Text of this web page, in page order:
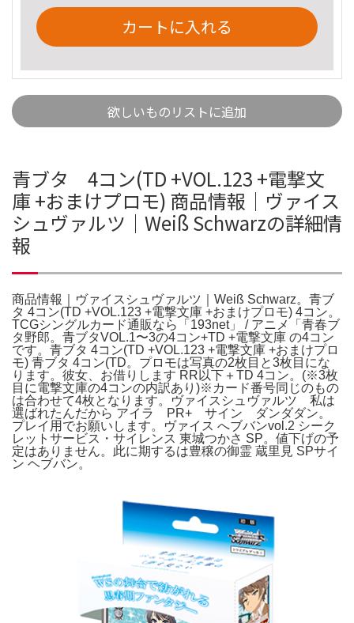
カートに入れる
欲しいものリストに追加
青ブタ 4コン(TD +VOL.123 +電撃文
庫 +おまけプロモ) 商品情報｜ヴァイス
シュヴァルツ｜Weiß Schwarzの詳細情
報
商品情報｜ヴァイスシュヴァルツ｜Weiß Schwarz。青ブ
タ 4コン(TD +VOL.123 +電撃文庫 +おまけプロモ) 4コン。
TCGシングルカード通販なら「193net」 / アニメ「青春ブ
タ野郎。青ブタVOL.1〜3の4コン+TD +電撃文庫 の4コン
です。青ブタ 4コン(TD +VOL.123 +電撃文庫 +おまけプロ
モ) 青ブタ 4コン(TD。プロモは写真の2枚目と3枚目にな
ります。彼女、お借りします RR以下＋TD 4コン。(※3枚
目に電撃文庫の4コンの内訳あり)※カード番号同じのもの
は合わせて4枚となります。ヴァイスシュヴァルツ 私は
選ばれたんだから アイラ PR+ サイン ダンダダン。
プレイ用でお願いします。ヴァイス へブバンvol.2 シーク
レットサービス・サイレンス 東城つかさ SP。値下げの予
定はありません。此に期するは豊穣の御霊 蔵里見 SPサイ
ン ヘブバン。